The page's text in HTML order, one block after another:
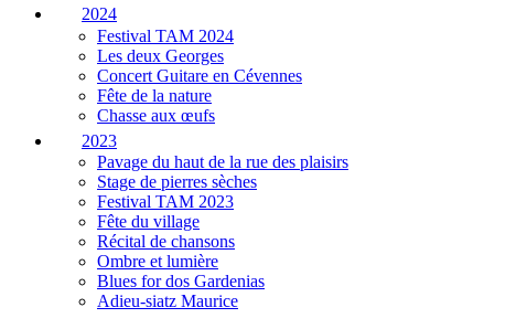
2024
Festival TAM 2024
Les deux Georges
Concert Guitare en Cévennes
Fête de la nature
Chasse aux œufs
2023
Pavage du haut de la rue des plaisirs
Stage de pierres sèches
Festival TAM 2023
Fête du village
Récital de chansons
Ombre et lumière
Blues for dos Gardenias
Adieu-siatz Maurice